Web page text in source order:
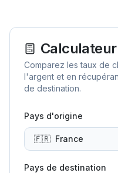
Comparez les taux de
l'argent et en
de destination.
Pays d'origine
🇫🇷 France
Pays de destination